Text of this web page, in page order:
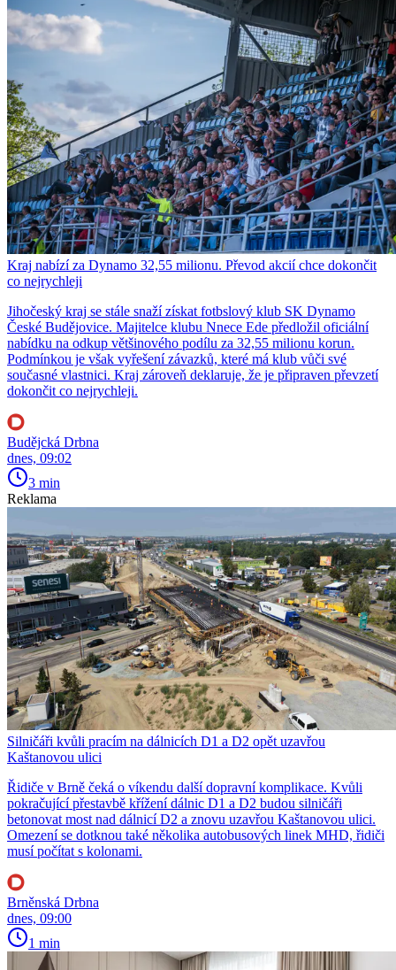
Kraj nabízí za Dynamo 32,55 milionu. Převod akcií chce dokončit
co nejrychleji
Jihočeský kraj se stále snaží získat fotbslový klub SK Dynamo
České Budějovice. Majitelce klubu Nnece Ede předložil oficiální
nabídku na odkup většinového podílu za 32,55 milionu korun.
Podmínkou je však vyřešení závazků, které má klub vůči své
současné vlastnici. Kraj zároveň deklaruje, že je připraven převzetí
dokončit co nejrychleji.
Budějcká Drbna
dnes, 09:02
3 min
Reklama
Silničáři kvůli pracím na dálnicích D1 a D2 opět uzavřou
Kaštanovou ulici
Řidiče v Brně čeká o víkendu další dopravní komplikace. Kvůli
pokračující přestavbě křížení dálnic D1 a D2 budou silničáři
betonovat most nad dálnicí D2 a znovu uzavřou Kaštanovou ulici.
Omezení se dotknou také několika autobusových linek MHD, řidiči
musí počítat s kolonami.
Brněnská Drbna
dnes, 09:00
1 min